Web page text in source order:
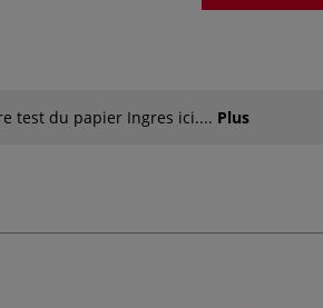
test du papier Ingres ici.... Plus